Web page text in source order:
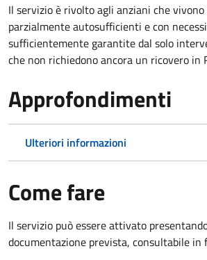
Il servizio è rivolto agli anziani che vivono
parzialmente autosufficienti e con
sufficientemente garantite dal solo
che non richiedono ancora un ricovero in
Approfondimenti
Ulteriori informazioni
Come fare
Il servizio può essere attivato
documentazione prevista, consultabile in